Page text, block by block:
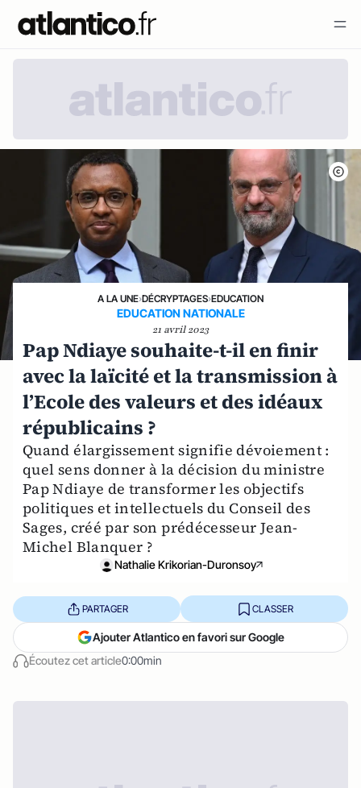
A LA UNE›DÉCRYPTAGES›EDUCATION
EDUCATION NATIONALE
21 avril 2023
Pap Ndiaye souhaite-t-il en finir
avec la laïcité et la transmission à
l’Ecole des valeurs et des idéaux
républicains ?
Quand élargissement signifie dévoiement :
quel sens donner à la décision du ministre
Pap Ndiaye de transformer les objectifs
politiques et intellectuels du Conseil des
Sages, créé par son prédécesseur Jean-
Michel Blanquer ?
Nathalie Krikorian-Duronsoy
Écoutez cet article0:00min
PARTAGER CLASSER
Ajouter Atlantico en favori sur Google